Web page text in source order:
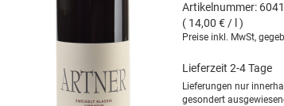
Artikelnummer:
( 14,00 € / l )
Preise inkl. MwSt,
Lieferzeit 2-4 Tage
Lieferungen nur
gesondert